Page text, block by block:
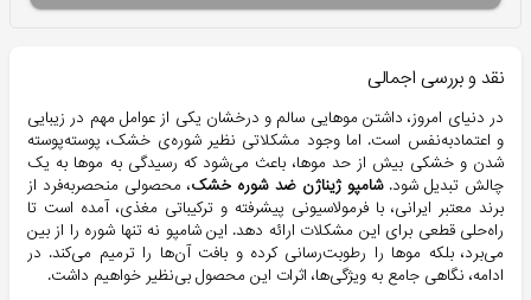
نقد و بررسی اجمالی
در دنیای امروز، داشتن موهایی سالم و درخشان یکی از عوامل مهم در زیبایی
و اعتمادبه‌نفس است. اما وجود مشکلاتی نظیر شوره‌ی خشک، پوسته‌پوسته
شدن و خشکی بیش از حد موها، باعث می‌شود که رسیدگی به موها به یک
چالش تبدیل شود.شامپو ژیناژن ضد شوره خشک، محصولی منحصر‌به‌فرد از
برند معتبر ایرانی، با فرمولاسیونی پیشرفته و ترکیباتی مغذی، آمده است تا
راه‌حلی قطعی برای این مشکلات ارائه دهد. این شامپو نه تنها شوره را از بین
می‌برد، بلکه موها را رطوبت‌رسانی کرده و بافت آن‌ها را ترمیم می‌کند. در
ادامه، نگاهی جامع به ویژگی‌ها، اثرات این محصول بی‌نظیر خواهیم داشت.